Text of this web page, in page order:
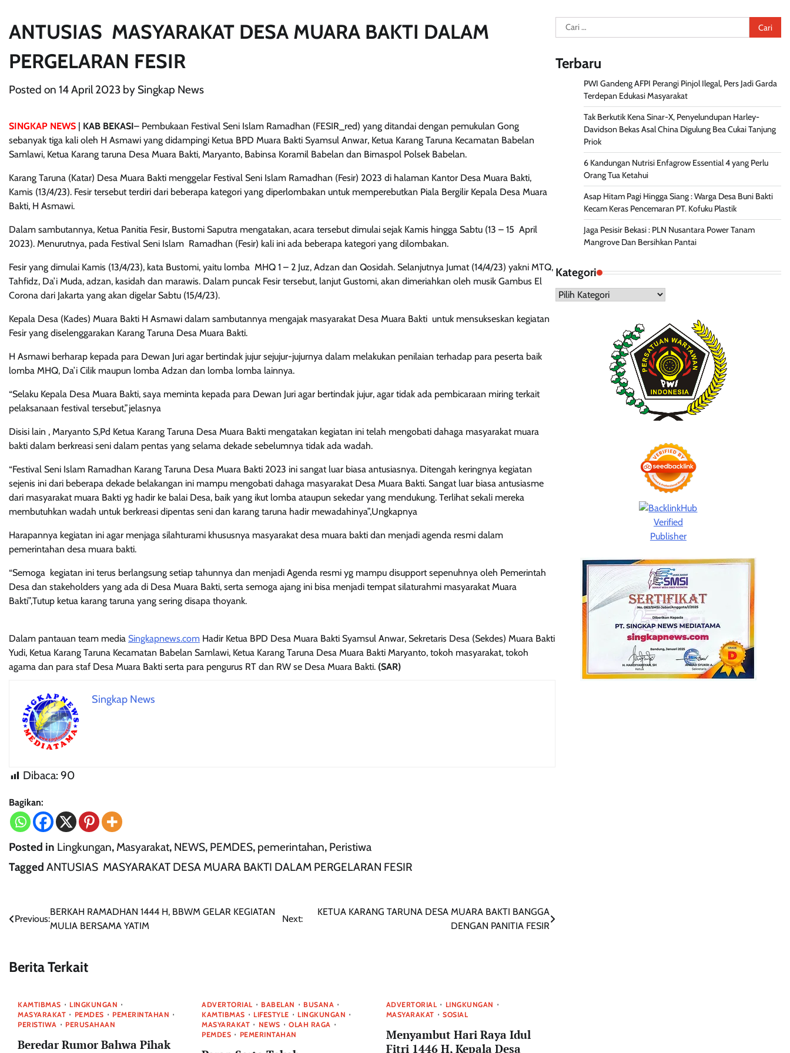
ANTUSIAS MASYARAKAT DESA MUARA BAKTI DALAM
PERGELARAN FESIR
Posted on 14 April 2023 by Singkap News
SINGKAP NEWS | KAB BEKASI– Pembukaan Festival Seni Islam Ramadhan (FESIR_red) yang ditandai dengan pemukulan Gong
sebanyak tiga kali oleh H Asmawi yang didampingi Ketua BPD Muara Bakti Syamsul Anwar, Ketua Karang Taruna Kecamatan Babelan
Samlawi, Ketua Karang taruna Desa Muara Bakti, Maryanto, Babinsa Koramil Babelan dan Bimaspol Polsek Babelan.
Karang Taruna (Katar) Desa Muara Bakti menggelar Festival Seni Islam Ramadhan (Fesir) 2023 di halaman Kantor Desa Muara Bakti,
Kamis (13/4/23). Fesir tersebut terdiri dari beberapa kategori yang diperlombakan untuk memperebutkan Piala Bergilir Kepala Desa Muara
Bakti, H Asmawi.
Dalam sambutannya, Ketua Panitia Fesir, Bustomi Saputra mengatakan, acara tersebut dimulai sejak Kamis hingga Sabtu (13 – 15 April
2023). Menurutnya, pada Festival Seni Islam Ramadhan (Fesir) kali ini ada beberapa kategori yang dilombakan.
Fesir yang dimulai Kamis (13/4/23), kata Bustomi, yaitu lomba MHQ 1 – 2 Juz, Adzan dan Qosidah. Selanjutnya Jumat (14/4/23) yakni MTQ,
Tahfidz, Da’i Muda, adzan, kasidah dan marawis. Dalam puncak Fesir tersebut, lanjut Gustomi, akan dimeriahkan oleh musik Gambus El
Corona dari Jakarta yang akan digelar Sabtu (15/4/23).
Kepala Desa (Kades) Muara Bakti H Asmawi dalam sambutannya mengajak masyarakat Desa Muara Bakti untuk mensukseskan kegiatan
Fesir yang diselenggarakan Karang Taruna Desa Muara Bakti.
H Asmawi berharap kepada para Dewan Juri agar bertindak jujur sejujur-jujurnya dalam melakukan penilaian terhadap para peserta baik
lomba MHQ, Da’i Cilik maupun lomba Adzan dan lomba lomba lainnya.
“Selaku Kepala Desa Muara Bakti, saya meminta kepada para Dewan Juri agar bertindak jujur, agar tidak ada pembicaraan miring terkait
pelaksanaan festival tersebut,”jelasnya
Disisi lain , Maryanto S,Pd Ketua Karang Taruna Desa Muara Bakti mengatakan kegiatan ini telah mengobati dahaga masyarakat muara
bakti dalam berkreasi seni dalam pentas yang selama dekade sebelumnya tidak ada wadah.
“Festival Seni Islam Ramadhan Karang Taruna Desa Muara Bakti 2023 ini sangat luar biasa antusiasnya. Ditengah keringnya kegiatan
sejenis ini dari beberapa dekade belakangan ini mampu mengobati dahaga masyarakat Desa Muara Bakti. Sangat luar biasa antusiasme
dari masyarakat muara Bakti yg hadir ke balai Desa, baik yang ikut lomba ataupun sekedar yang mendukung. Terlihat sekali mereka
membutuhkan wadah untuk berkreasi dipentas seni dan karang taruna hadir mewadahinya”,Ungkapnya
Harapannya kegiatan ini agar menjaga silahturami khususnya masyarakat desa muara bakti dan menjadi agenda resmi dalam
pemerintahan desa muara bakti.
“Semoga kegiatan ini terus berlangsung setiap tahunnya dan menjadi Agenda resmi yg mampu disupport sepenuhnya oleh Pemerintah
Desa dan stakeholders yang ada di Desa Muara Bakti, serta semoga ajang ini bisa menjadi tempat silaturahmi masyarakat Muara
Bakti”,Tutup ketua karang taruna yang sering disapa thoyank.
Dalam pantauan team media Singkapnews.com Hadir Ketua BPD Desa Muara Bakti Syamsul Anwar, Sekretaris Desa (Sekdes) Muara Bakti
Yudi, Ketua Karang Taruna Kecamatan Babelan Samlawi, Ketua Karang Taruna Desa Muara Bakti Maryanto, tokoh masyarakat, tokoh
agama dan para staf Desa Muara Bakti serta para pengurus RT dan RW se Desa Muara Bakti. (SAR)
Singkap News
Dibaca: 90
Bagikan:
Posted in Lingkungan, Masyarakat, NEWS, PEMDES, pemerintahan, Peristiwa
Tagged ANTUSIAS MASYARAKAT DESA MUARA BAKTI DALAM PERGELARAN FESIR
Navigasi
Previous:
BERKAH RAMADHAN 1444 H, BBWM GELAR KEGIATAN
MULIA BERSAMA YATIM
Next:
KETUA KARANG TARUNA DESA MUARA BAKTI BANGGA
DENGAN PANITIA FESIR
Berita Terkait
KAMTIBMAS
LINGKUNGAN
MASYARAKAT
PEMDES
PEMERINTAHAN
PERISTIWA
PERUSAHAAN
Beredar Rumor Bahwa Pihak
ADVERTORIAL BABELAN
BUSANA
KAMTIBMAS
LIFESTYLE
LINGKUNGAN
MASYARAKAT
NEWS
OLAH RAGA
PEMDES
PEMERINTAHAN
ADVERTORIAL
LINGKUNGAN
MASYARAKAT
SOSIAL
Menyambut Hari Raya Idul
Fitri 1446 H, Kepala Desa
Cari
untuk:
Terbaru
PWI Gandeng AFPI Perangi Pinjol Ilegal, Pers Jadi Garda
Terdepan Edukasi Masyarakat
Tak Berkutik Kena Sinar-X, Penyelundupan Harley-
Davidson Bekas Asal China Digulung Bea Cukai Tanjung
Priok
6 Kandungan Nutrisi Enfagrow Essential 4 yang Perlu
Orang Tua Ketahui
Asap Hitam Pagi Hingga Siang : Warga Desa Buni Bakti
Kecam Keras Pencemaran PT. Kofuku Plastik
Jaga Pesisir Bekasi : PLN Nusantara Power Tanam
Mangrove Dan Bersihkan Pantai
Kategori
Kategori